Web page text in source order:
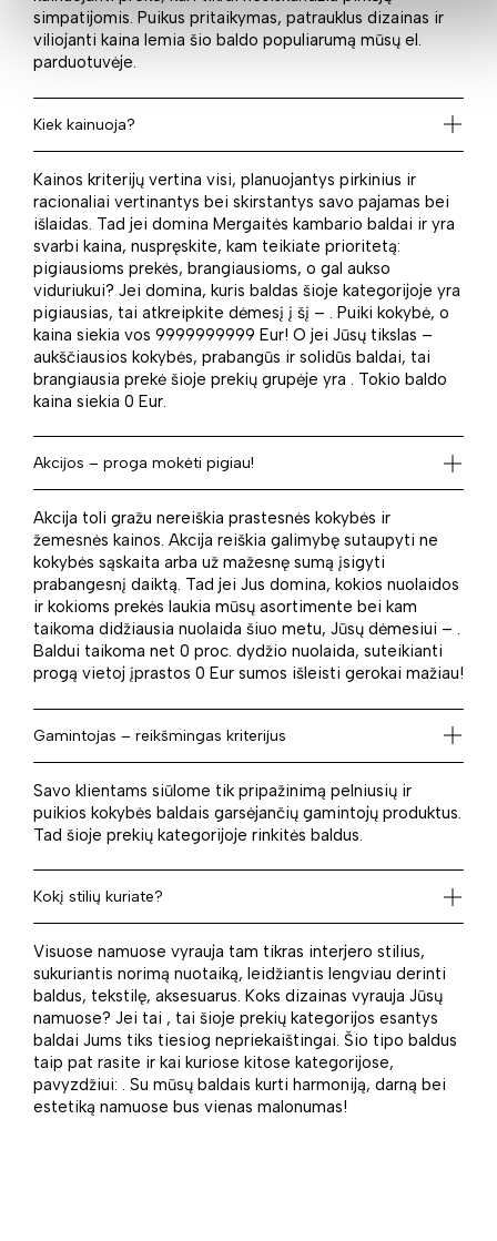
simpatijomis. Puikus pritaikymas, patrauklus dizainas ir
viliojanti kaina lemia šio baldo populiarumą mūsų el.
parduotuvėje.
Kiek kainuoja?
Kainos kriterijų vertina visi, planuojantys pirkinius ir
racionaliai vertinantys bei skirstantys savo pajamas bei
išlaidas. Tad jei domina Mergaitės kambario baldai ir yra
svarbi kaina, nuspręskite, kam teikiate prioritetą:
pigiausioms prekės, brangiausioms, o gal aukso
viduriukui? Jei domina, kuris baldas šioje kategorijoje yra
pigiausias, tai atkreipkite dėmesį į šį – . Puiki kokybė, o
kaina siekia vos 9999999999 Eur! O jei Jūsų tikslas –
aukščiausios kokybės, prabangūs ir solidūs baldai, tai
brangiausia prekė šioje prekių grupėje yra . Tokio baldo
kaina siekia 0 Eur.
Akcijos – proga mokėti pigiau!
Akcija toli gražu nereiškia prastesnės kokybės ir
žemesnės kainos. Akcija reiškia galimybę sutaupyti ne
kokybės sąskaita arba už mažesnę sumą įsigyti
prabangesnį daiktą. Tad jei Jus domina, kokios nuolaidos
ir kokioms prekės laukia mūsų asortimente bei kam
taikoma didžiausia nuolaida šiuo metu, Jūsų dėmesiui – .
Baldui taikoma net 0 proc. dydžio nuolaida, suteikianti
progą vietoj įprastos 0 Eur sumos išleisti gerokai mažiau!
Gamintojas – reikšmingas kriterijus
Savo klientams siūlome tik pripažinimą pelniusių ir
puikios kokybės baldais garsėjančių gamintojų produktus.
Tad šioje prekių kategorijoje rinkitės baldus.
Kokį stilių kuriate?
Visuose namuose vyrauja tam tikras interjero stilius,
sukuriantis norimą nuotaiką, leidžiantis lengviau derinti
baldus, tekstilę, aksesuarus. Koks dizainas vyrauja Jūsų
namuose? Jei tai , tai šioje prekių kategorijos esantys
baldai Jums tiks tiesiog nepriekaištingai. Šio tipo baldus
taip pat rasite ir kai kuriose kitose kategorijose,
pavyzdžiui: . Su mūsų baldais kurti harmoniją, darną bei
estetiką namuose bus vienas malonumas!